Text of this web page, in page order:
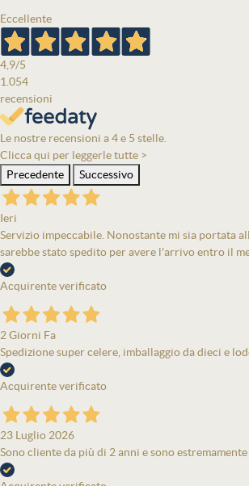
Eccellente
4,9/5
1.054
recensioni
Le nostre recensioni a 4 e 5 stelle.
Clicca qui per leggerle tutte >
Precedente
Successivo
Ieri
Servizio impeccabile. Nonostante mi sia portata
sarebbe stato spedito per avere l'arrivo entro il
Acquirente verificato
2 Giorni Fa
Spedizione super celere, imballaggio da dieci e
Acquirente verificato
23 Luglio 2026
Sono cliente da più di 2 anni e sono